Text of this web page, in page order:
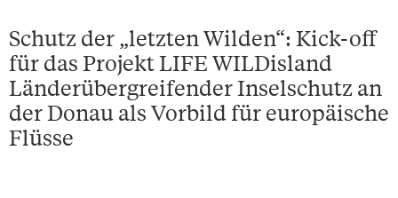
Schutz der „letzten Wilden“: Kick-off
für das Projekt LIFE WILDisland
Länderübergreifender Inselschutz an
der Donau als Vorbild für europäische
Flüsse